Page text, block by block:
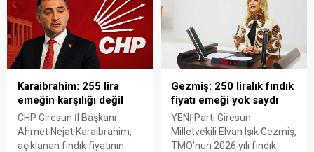
Karaibrahim: 255 lira
emeğin karşılığı değil
CHP Giresun İl Başkanı
Ahmet Nejat Karaibrahim,
açıklanan fındık fiyatının
Gezmiş: 250 liralık fındık
fiyatı emeği yok saydı
YENİ Parti Giresun
Milletvekili Elvan Işık Gezmiş,
TMO’nun 2026 yılı fındık